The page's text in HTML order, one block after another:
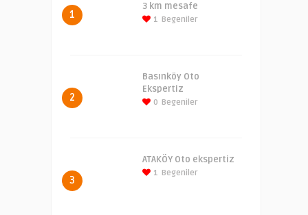
1
3 km mesafe
1 Begeniler
2
Basınköy Oto
Ekspertiz
0 Begeniler
3
ATAKÖY Oto ekspertiz
1 Begeniler